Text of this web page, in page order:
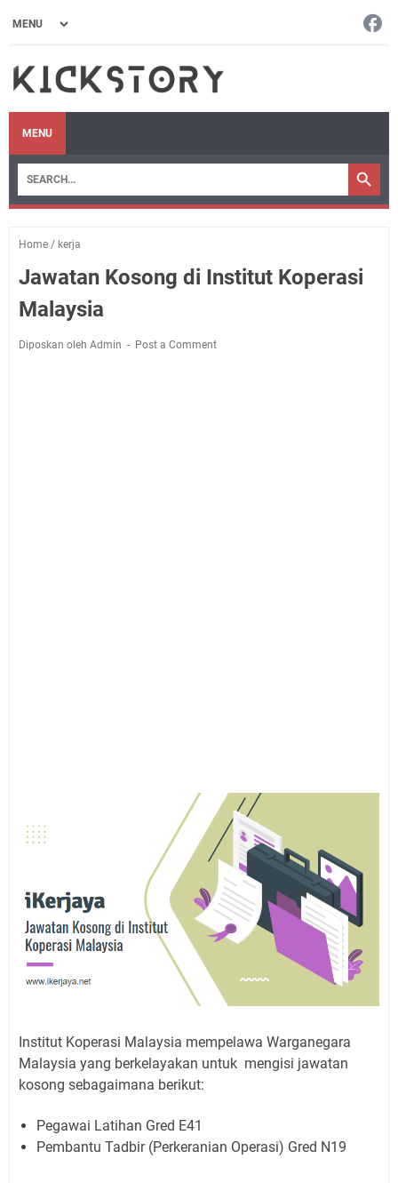
MENU
Home / kerja
Jawatan Kosong di Institut Koperasi
Malaysia
Diposkan oleh Admin Post a Comment
Institut Koperasi Malaysia mempelawa Warganegara
Malaysia yang berkelayakan untuk mengisi jawatan
kosong sebagaimana berikut:
Pegawai Latihan Gred E41
Pembantu Tadbir (Perkeranian Operasi) Gred N19